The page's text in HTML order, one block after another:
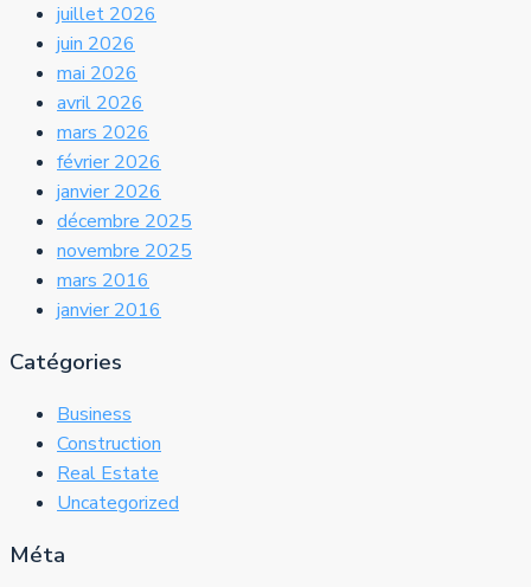
juillet 2026
juin 2026
mai 2026
avril 2026
mars 2026
février 2026
janvier 2026
décembre 2025
novembre 2025
mars 2016
janvier 2016
Catégories
Business
Construction
Real Estate
Uncategorized
Méta